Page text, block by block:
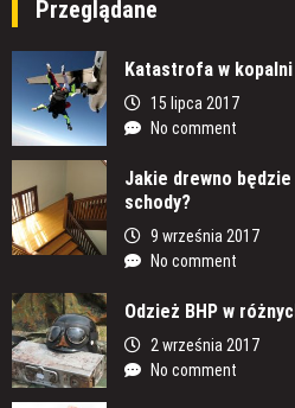
Przeglądane
Katastrofa w
15 lipca 2017
No comment
Jakie drewno
schody?
9 września 2017
No comment
Odzież BHP w
2 września 2017
No comment